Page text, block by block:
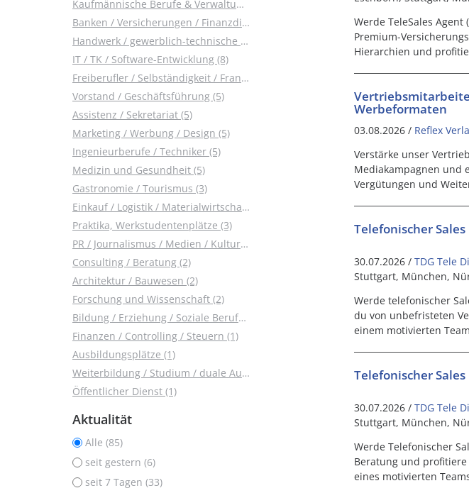
Kaufmännische Berufe & Verwaltung (17)
Banken / Versicherungen / Finanzdienstleister (15)
Handwerk / gewerblich-technische Berufe (10)
IT / TK / Software-Entwicklung (8)
Freiberufler / Selbständigkeit / Franchise (6)
Vorstand / Geschäftsführung (5)
Assistenz / Sekretariat (5)
Marketing / Werbung / Design (5)
Ingenieurberufe / Techniker (5)
Medizin und Gesundheit (5)
Gastronomie / Tourismus (3)
Einkauf / Logistik / Materialwirtschaft (3)
Praktika, Werkstudentenplätze (3)
PR / Journalismus / Medien / Kultur (2)
Consulting / Beratung (2)
Architektur / Bauwesen (2)
Forschung und Wissenschaft (2)
Bildung / Erziehung / Soziale Berufe (2)
Finanzen / Controlling / Steuern (1)
Ausbildungsplätze (1)
Weiterbildung / Studium / duale Ausbildung (1)
Öffentlicher Dienst (1)
Aktualität
Alle (85)
seit gestern (6)
seit 7 Tagen (33)
Werde TeleSales
Premium-
Hierarchien und
Werbeformaten
03.08.2026 / Reflex
Verstärke unser
Mediakampagnen und
Vergütungen und
Telefonischer
30.07.2026 / TDG Tele
Stuttgart, München,
Werde telefonischer
du von unbefristeten
einem motivierten
Telefonischer
30.07.2026 / TDG Tele
Stuttgart, München,
Werde Telefonischer
Beratung und
eines motivierten